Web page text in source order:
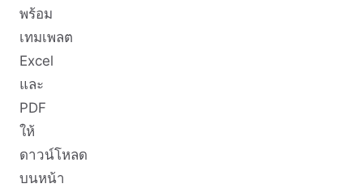
พร้อม
เทมเพลต
Excel
และ
PDF
ให้
ดาวน์โหลด
บนหน้า